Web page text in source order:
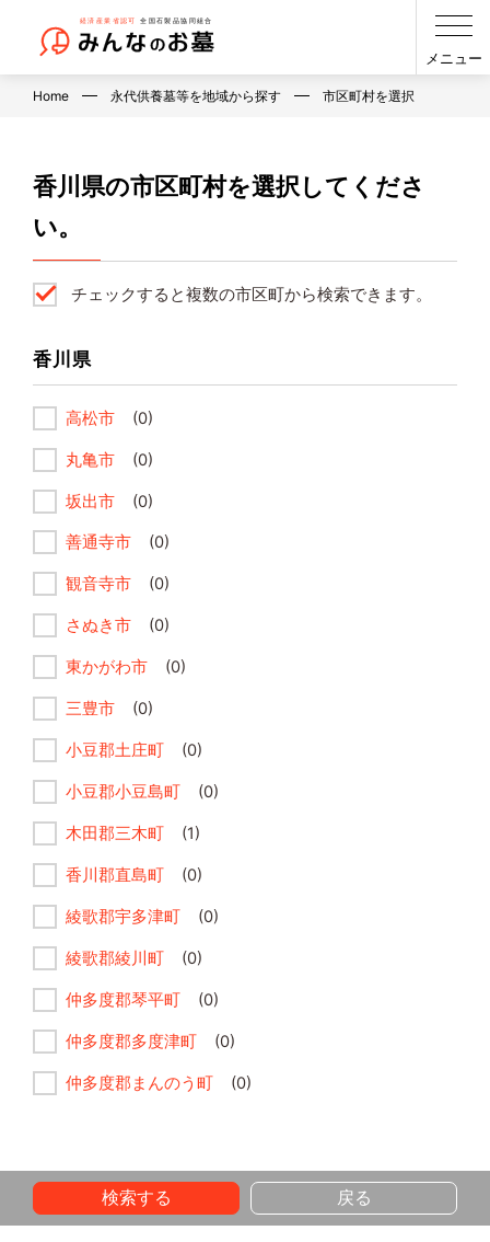
メニュー
Home 永代供養墓等を地域から探す 市区町村を選択
香川県の市区町村を選択してくださ
い。
チェックすると複数の市区町から検索できます。
香川県
高松市 (0)
丸亀市 (0)
坂出市 (0)
善通寺市 (0)
観音寺市 (0)
さぬき市 (0)
東かがわ市 (0)
三豊市 (0)
小豆郡土庄町 (0)
小豆郡小豆島町 (0)
木田郡三木町 (1)
香川郡直島町 (0)
綾歌郡宇多津町 (0)
綾歌郡綾川町 (0)
仲多度郡琴平町 (0)
仲多度郡多度津町 (0)
仲多度郡まんのう町 (0)
検索する 戻る